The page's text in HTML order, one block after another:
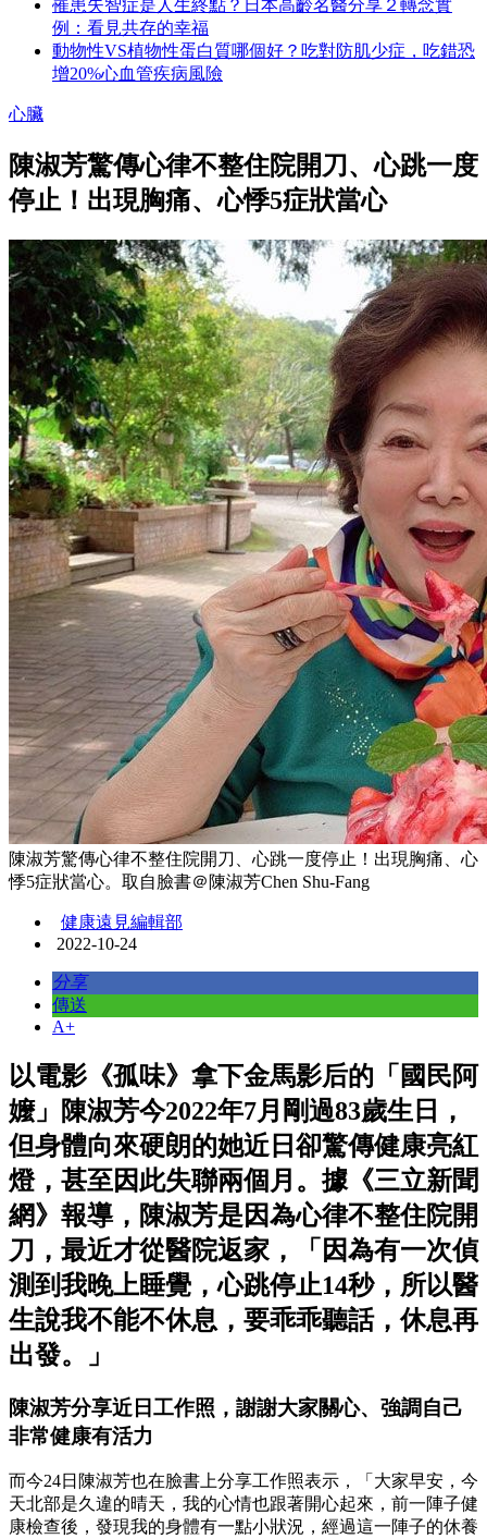
罹患失智症是人生終點？日本高齡名醫分享２轉念實
例：看見共存的幸福
動物性VS植物性蛋白質哪個好？吃對防肌少症，吃錯恐
增20%心血管疾病風險
心臟
陳淑芳驚傳心律不整住院開刀、心跳一度
停止！出現胸痛、心悸5症狀當心
陳淑芳驚傳心律不整住院開刀、心跳一度停止！出現胸痛、心
悸5症狀當心。取自臉書＠陳淑芳Chen Shu-Fang
健康遠見編輯部
2022-10-24
分享
傳送
A+
以電影《孤味》拿下金馬影后的「國民阿
嬤」陳淑芳今2022年7月剛過83歲生日，
但身體向來硬朗的她近日卻驚傳健康亮紅
燈，甚至因此失聯兩個月。據《三立新聞
網》報導，陳淑芳是因為心律不整住院開
刀，最近才從醫院返家，「因為有一次偵
測到我晚上睡覺，心跳停止14秒，所以醫
生說我不能不休息，要乖乖聽話，休息再
出發。」
陳淑芳分享近日工作照，謝謝大家關心、強調自己
非常健康有活力
而今24日陳淑芳也在臉書上分享工作照表示，「大家早安，今
天北部是久違的晴天，我的心情也跟著開心起來，前一陣子健
康檢查後，發現我的身體有一點小狀況，經過這一陣子的休養